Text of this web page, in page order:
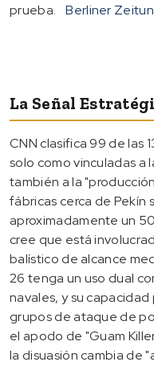
prueba.
Berliner
La Señal
CNN clasifica 99 de las
solo como vinculadas a
también a la
fábricas cerca de Pekín
aproximadamente un
cree que está
balístico de alcance
26 tenga un uso dual
navales, y su
grupos de ataque de
el apodo de "Guam
la disuasión cambia de